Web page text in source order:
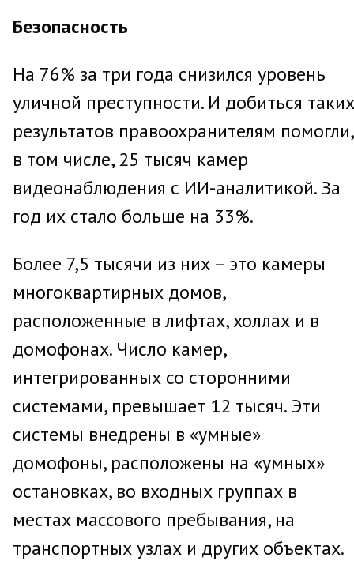
Безопасность
На 76% за три года снизился уровень
уличной преступности. И добиться таких
результатов правоохранителям помогли,
в том числе, 25 тысяч камер
видеонаблюдения с ИИ-аналитикой. За
год их стало больше на 33%.
Более 7,5 тысячи из них – это камеры
многоквартирных домов,
расположенные в лифтах, холлах и в
домофонах. Число камер,
интегрированных со сторонними
системами, превышает 12 тысяч. Эти
системы внедрены в «умные»
домофоны, расположены на «умных»
остановках, во входных группах в
местах массового пребывания, на
транспортных узлах и других объектах.